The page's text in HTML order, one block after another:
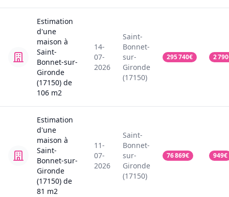
Estimation
d'une
maison à
Saint-
Bonnet-sur-
Gironde
(17150) de
106 m2
14-
07-
2026
Saint-
Bonnet-
sur-
Gironde
(17150)
295 740€ 2 790
Estimation
d'une
maison à
Saint-
Bonnet-sur-
Gironde
(17150) de
81 m2
11-
07-
2026
Saint-
Bonnet-
sur-
Gironde
(17150)
76 869€ 949€